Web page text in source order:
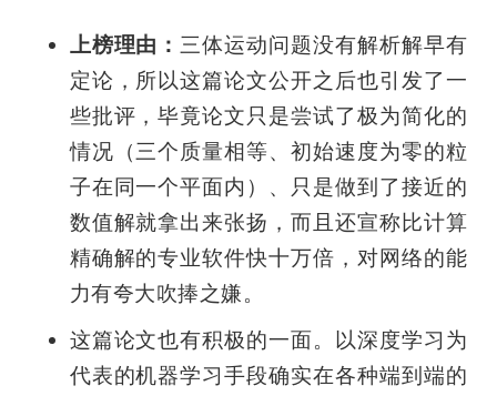
上榜理由：三体运动问题没有解析解早有
定论，所以这篇论文公开之后也引发了一
些批评，毕竟论文只是尝试了极为简化的
情况（三个质量相等、初始速度为零的粒
子在同一个平面内）、只是做到了接近的
数值解就拿出来张扬，而且还宣称比计算
精确解的专业软件快十万倍，对网络的能
力有夸大吹捧之嫌。
这篇论文也有积极的一面。以深度学习为
代表的机器学习手段确实在各种端到端的